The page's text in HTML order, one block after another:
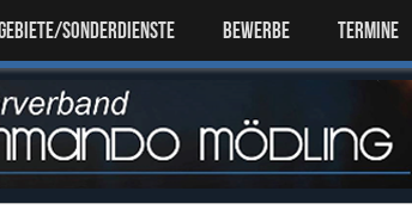
SONDERDIENSTE Bewerbe TERMINE